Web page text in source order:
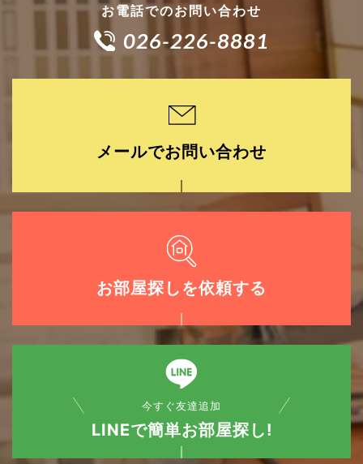
お電話でのお問い合わせ
026-226-8881
メールでお問い合わせ
お部屋探しを依頼する
今すぐ友達追加
LINEで簡単お部屋探し!